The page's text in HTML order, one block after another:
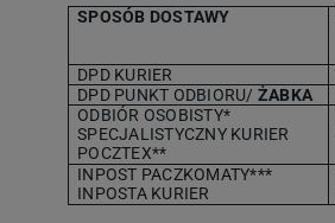
SPOSÓB DOSTAWY
DPD KURIER
DPD PUNKT ODBIORU/ ŻABKA
ODBIÓR OSOBISTY*
SPECJALISTYCZNY KURIER
POCZTEX**
INPOST PACZKOMATY***
INPOSTA KURIER